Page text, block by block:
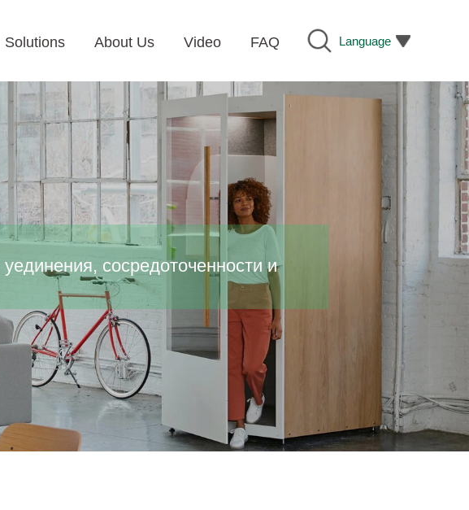
Language
Solutions About Us Video FAQ
сосредоточенности и